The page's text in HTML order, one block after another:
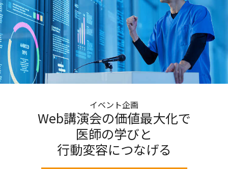
イベント企画
Web講演会の価値最大化で
医師の学びと
行動変容につなげる